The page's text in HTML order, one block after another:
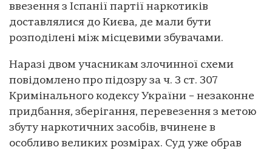
ввезення з Іспанії партії наркотиків
доставлялися до Києва, де мали бути
розподілені між місцевими збувачами.
Наразі двом учасникам злочинної схеми
повідомлено про підозру за ч. 3 ст. 307
Кримінального кодексу України – незаконне
придбання, зберігання, перевезення з метою
збуту наркотичних засобів, вчинене в
особливо великих розмірах. Суд уже обрав